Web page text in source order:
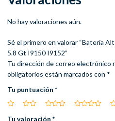
No hay valoraciones aún.
Sé el primero en valorar “Batería
5.8 Gt I9150 I9152”
Tu dirección de correo electrónico
obligatorios están marcados con *
Tu puntuación *
Tu valoración *